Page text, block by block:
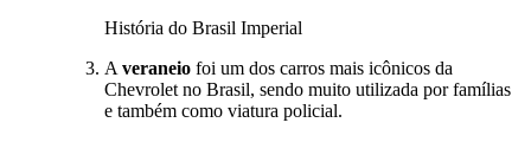
História do Brasil Imperial
A veraneio foi um dos carros mais icônicos da
Chevrolet no Brasil, sendo muito utilizada por famílias
e também como viatura policial.